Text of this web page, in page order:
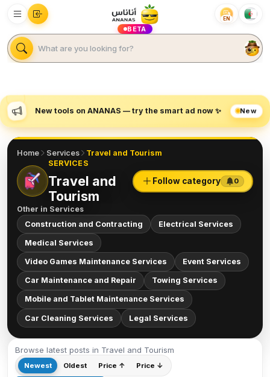
EN
BETA
New tools on ANANAS — try the smart ad now ✨ New
Home Services
Travel and Tourism
SERVICES
Travel and
Tourism
Follow category 0
Other in Services
Construction and Contracting
Electrical Services
Medical Services
Video Games Maintenance Services Event Services
Car Maintenance and Repair Towing Services
Mobile and Tablet Maintenance Services
Car Cleaning Services Legal Services
Browse latest posts in Travel and Tourism
Newest Oldest Price ↑ Price ↓